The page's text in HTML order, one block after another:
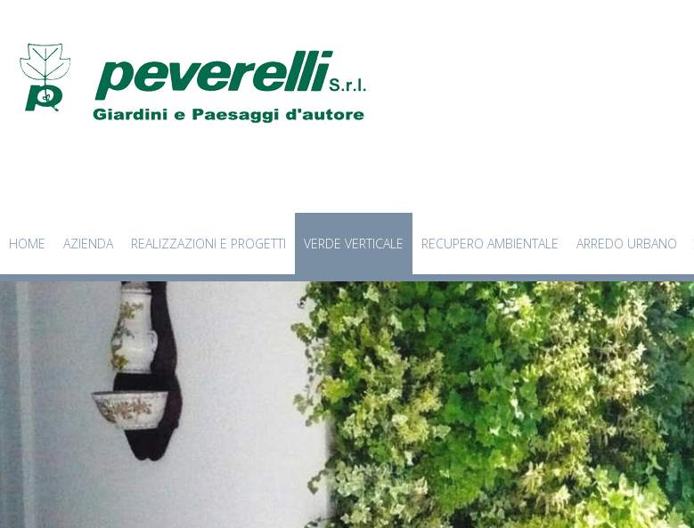
HOME AZIENDA REALIZZAZIONI E PROGETTI VERDE VERTICALE RECUPERO AMBIENTALE ARREDO URBANO